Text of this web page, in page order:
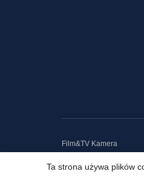
Film&TV Kamera
Ta strona używa plików